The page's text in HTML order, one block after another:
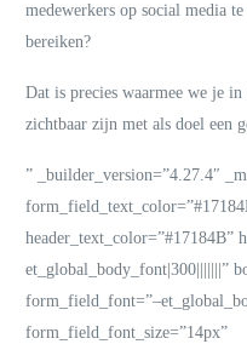
medewerkers op social media
bereiken?
Dat is precies waarmee we je
zichtbaar zijn met als doel een
” _builder_version=”4.27.4″
header_text_color=”#17184B”
et_global_body_font|300|||||||”
form_field_font_size=”14px”